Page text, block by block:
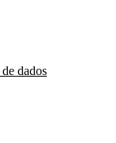
dados